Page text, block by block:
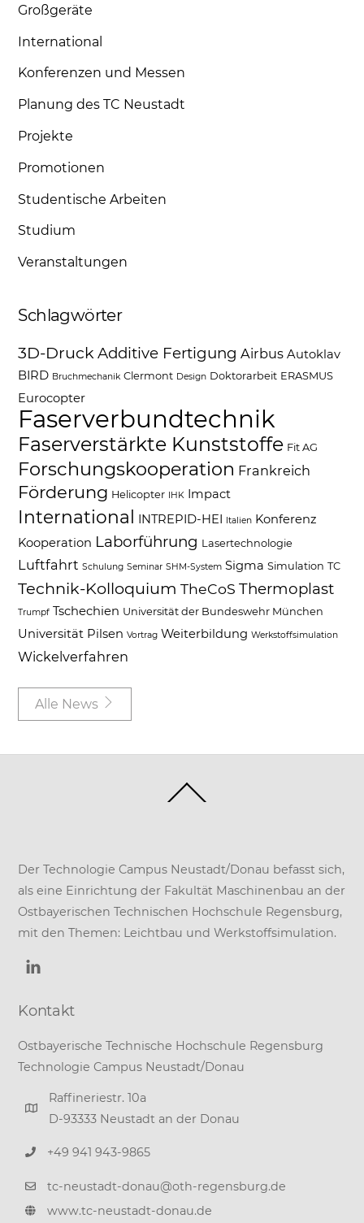
Großgeräte
International
Konferenzen und Messen
Planung des TC Neustadt
Projekte
Promotionen
Studentische Arbeiten
Studium
Veranstaltungen
Schlagwörter
3D-Druck Additive Fertigung Airbus Autoklav
BIRD Bruchmechanik Clermont Design Doktorarbeit ERASMUS
Eurocopter
Faserverbundtechnik
Faserverstärkte Kunststoffe Fit AG
Forschungskooperation Frankreich
Förderung Helicopter IHK Impact
International INTREPID-HEI Italien Konferenz
Kooperation Laborführung Lasertechnologie
Luftfahrt Schulung Seminar SHM-System Sigma Simulation TC
Technik-Kolloquium TheCoS Thermoplast
Trumpf Tschechien Universität der Bundeswehr München
Universität Pilsen Vortrag Weiterbildung Werkstoffsimulation
Wickelverfahren
Alle News
To
Der Technologie Campus Neustadt/Donau befasst sich,
als eine Einrichtung der Fakultät Maschinenbau an der
Ostbayerischen Technischen Hochschule Regensburg,
mit den Themen: Leichtbau und Werkstoffsimulation.
Kontakt
Ostbayerische Technische Hochschule Regensburg
Technologie Campus Neustadt/Donau
Raffineriestr. 10a
D-93333 Neustadt an der Donau
+49 941 943-9865
tc-neustadt-donau@oth-regensburg.de
www.tc-neustadt-donau.de